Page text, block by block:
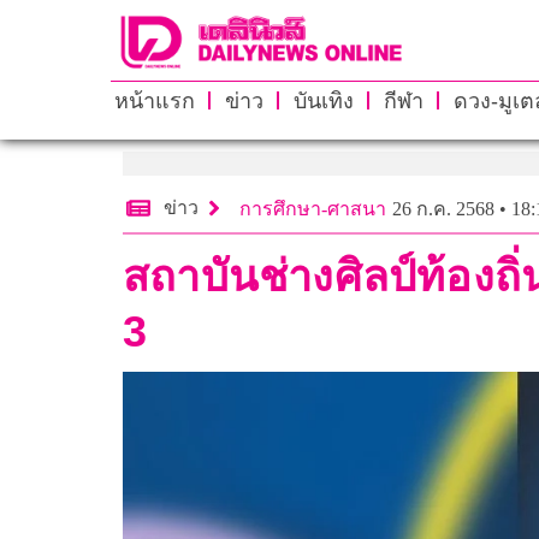
หน้าแรก ข่าว บันเทิง กีฬา ดวง-มูเต
ข่าว การศึกษา-ศาสนา 26 ก.ค. 2568 •
สถาบันช่างศิลป์ท้อง
3